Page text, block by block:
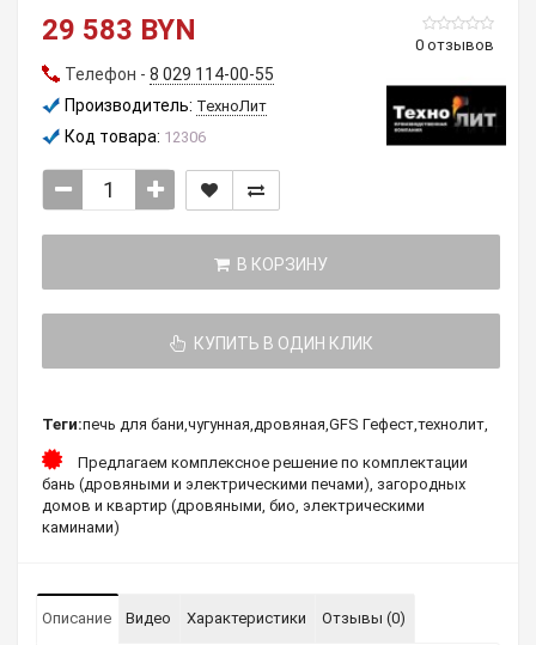
0 отзывов
29 583 BYN
Телефон - 8 029 114-00-55
Производитель: ТехноЛит
Код товара: 12306
В КОРЗИНУ
КУПИТЬ В ОДИН КЛИК
Теги:печь для бани,чугунная,дровяная,GFS Гефест,технолит,
Предлагаем комплексное решение по комплектации
бань (дровяными и электрическими печами), загородных
домов и квартир (дровяными, био, электрическими
каминами)
Описание Видео Характеристики Отзывы (0)